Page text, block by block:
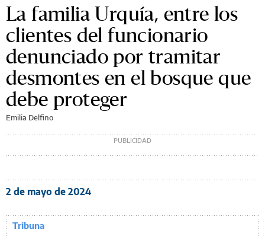
La familia Urquía, entre los
clientes del funcionario
denunciado por tramitar
desmontes en el bosque que
debe proteger
Emilia Delfino
2 de mayo de 2024
Tribuna